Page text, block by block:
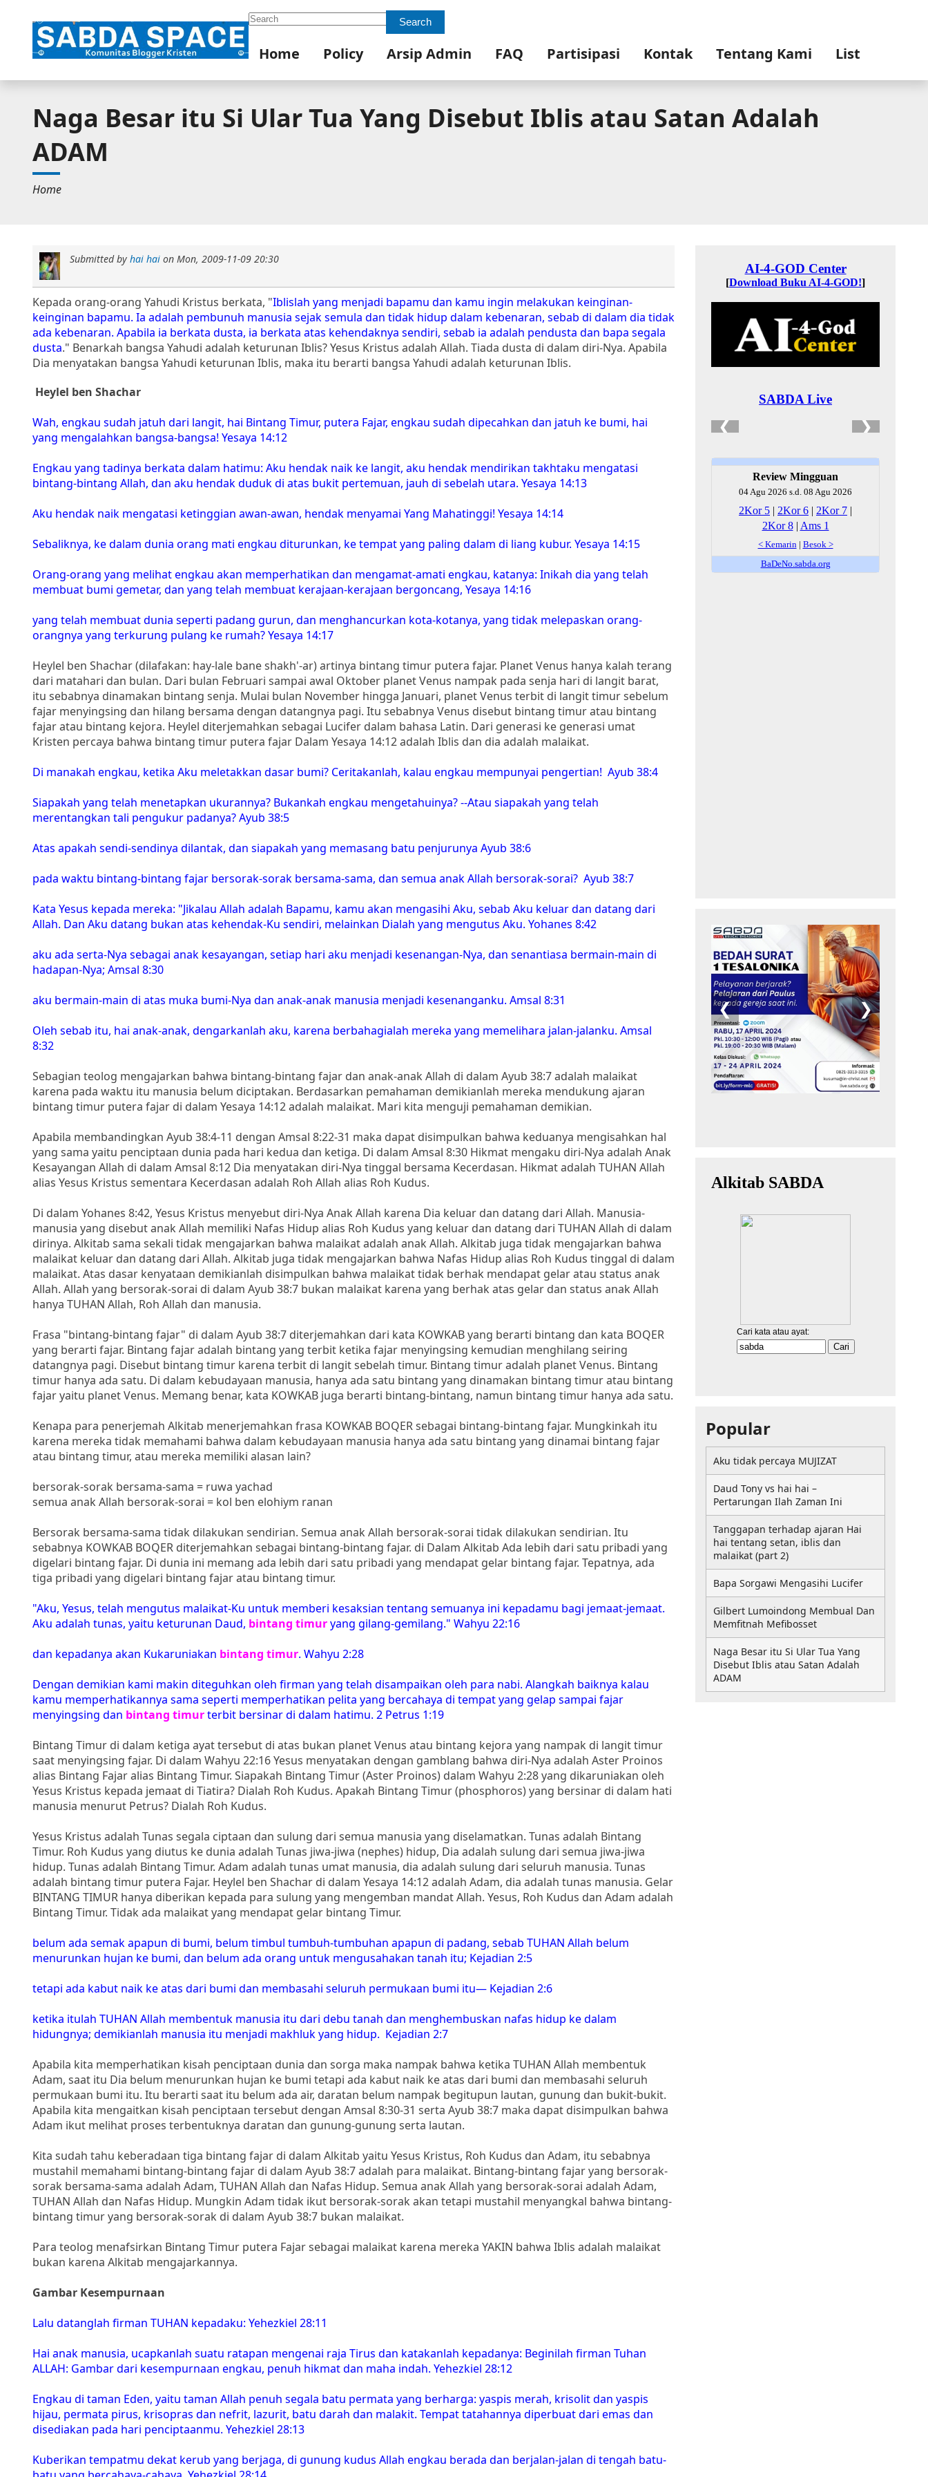
Search Search
Home Policy Arsip Admin FAQ Partisipasi Kontak Tentang Kami List
Naga Besar itu Si Ular Tua Yang Disebut Iblis atau Satan Adalah
ADAM
Home
Submitted by hai hai on Mon, 2009-11-09 20:30
Kepada orang-orang Yahudi Kristus berkata, "Iblislah yang menjadi bapamu dan kamu ingin melakukan keinginan-
keinginan bapamu. Ia adalah pembunuh manusia sejak semula dan tidak hidup dalam kebenaran, sebab di dalam dia tidak
ada kebenaran. Apabila ia berkata dusta, ia berkata atas kehendaknya sendiri, sebab ia adalah pendusta dan bapa segala
dusta." Benarkah bangsa Yahudi adalah keturunan Iblis? Yesus Kristus adalah Allah. Tiada dusta di dalam diri-Nya. Apabila
Dia menyatakan bangsa Yahudi keturunan Iblis, maka itu berarti bangsa Yahudi adalah keturunan Iblis.
Heylel ben Shachar
Wah, engkau sudah jatuh dari langit, hai Bintang Timur, putera Fajar, engkau sudah dipecahkan dan jatuh ke bumi, hai
yang mengalahkan bangsa-bangsa! Yesaya 14:12
Engkau yang tadinya berkata dalam hatimu: Aku hendak naik ke langit, aku hendak mendirikan takhtaku mengatasi
bintang-bintang Allah, dan aku hendak duduk di atas bukit pertemuan, jauh di sebelah utara. Yesaya 14:13
Aku hendak naik mengatasi ketinggian awan-awan, hendak menyamai Yang Mahatinggi! Yesaya 14:14
Sebaliknya, ke dalam dunia orang mati engkau diturunkan, ke tempat yang paling dalam di liang kubur. Yesaya 14:15
Orang-orang yang melihat engkau akan memperhatikan dan mengamat-amati engkau, katanya: Inikah dia yang telah
membuat bumi gemetar, dan yang telah membuat kerajaan-kerajaan bergoncang, Yesaya 14:16
yang telah membuat dunia seperti padang gurun, dan menghancurkan kota-kotanya, yang tidak melepaskan orang-
orangnya yang terkurung pulang ke rumah? Yesaya 14:17
Heylel ben Shachar (dilafakan: hay-lale bane shakh'-ar) artinya bintang timur putera fajar. Planet Venus hanya kalah terang
dari matahari dan bulan. Dari bulan Februari sampai awal Oktober planet Venus nampak pada senja hari di langit barat,
itu sebabnya dinamakan bintang senja. Mulai bulan November hingga Januari, planet Venus terbit di langit timur sebelum
fajar menyingsing dan hilang bersama dengan datangnya pagi. Itu sebabnya Venus disebut bintang timur atau bintang
fajar atau bintang kejora. Heylel diterjemahkan sebagai Lucifer dalam bahasa Latin. Dari generasi ke generasi umat
Kristen percaya bahwa bintang timur putera fajar Dalam Yesaya 14:12 adalah Iblis dan dia adalah malaikat.
Di manakah engkau, ketika Aku meletakkan dasar bumi? Ceritakanlah, kalau engkau mempunyai pengertian! Ayub 38:4
Siapakah yang telah menetapkan ukurannya? Bukankah engkau mengetahuinya? --Atau siapakah yang telah
merentangkan tali pengukur padanya? Ayub 38:5
Atas apakah sendi-sendinya dilantak, dan siapakah yang memasang batu penjurunya Ayub 38:6
pada waktu bintang-bintang fajar bersorak-sorak bersama-sama, dan semua anak Allah bersorak-sorai? Ayub 38:7
Kata Yesus kepada mereka: "Jikalau Allah adalah Bapamu, kamu akan mengasihi Aku, sebab Aku keluar dan datang dari
Allah. Dan Aku datang bukan atas kehendak-Ku sendiri, melainkan Dialah yang mengutus Aku. Yohanes 8:42
aku ada serta-Nya sebagai anak kesayangan, setiap hari aku menjadi kesenangan-Nya, dan senantiasa bermain-main di
hadapan-Nya; Amsal 8:30
aku bermain-main di atas muka bumi-Nya dan anak-anak manusia menjadi kesenanganku. Amsal 8:31
Oleh sebab itu, hai anak-anak, dengarkanlah aku, karena berbahagialah mereka yang memelihara jalan-jalanku. Amsal
8:32
Sebagian teolog mengajarkan bahwa bintang-bintang fajar dan anak-anak Allah di dalam Ayub 38:7 adalah malaikat
karena pada waktu itu manusia belum diciptakan. Berdasarkan pemahaman demikianlah mereka mendukung ajaran
bintang timur putera fajar di dalam Yesaya 14:12 adalah malaikat. Mari kita menguji pemahaman demikian.
Apabila membandingkan Ayub 38:4-11 dengan Amsal 8:22-31 maka dapat disimpulkan bahwa keduanya mengisahkan hal
yang sama yaitu penciptaan dunia pada hari kedua dan ketiga. Di dalam Amsal 8:30 Hikmat mengaku diri-Nya adalah Anak
Kesayangan Allah di dalam Amsal 8:12 Dia menyatakan diri-Nya tinggal bersama Kecerdasan. Hikmat adalah TUHAN Allah
alias Yesus Kristus sementara Kecerdasan adalah Roh Allah alias Roh Kudus.
Di dalam Yohanes 8:42, Yesus Kristus menyebut diri-Nya Anak Allah karena Dia keluar dan datang dari Allah. Manusia-
manusia yang disebut anak Allah memiliki Nafas Hidup alias Roh Kudus yang keluar dan datang dari TUHAN Allah di dalam
dirinya. Alkitab sama sekali tidak mengajarkan bahwa malaikat adalah anak Allah. Alkitab juga tidak mengajarkan bahwa
malaikat keluar dan datang dari Allah. Alkitab juga tidak mengajarkan bahwa Nafas Hidup alias Roh Kudus tinggal di dalam
malaikat. Atas dasar kenyataan demikianlah disimpulkan bahwa malaikat tidak berhak mendapat gelar atau status anak
Allah. Allah yang bersorak-sorai di dalam Ayub 38:7 bukan malaikat karena yang berhak atas gelar dan status anak Allah
hanya TUHAN Allah, Roh Allah dan manusia.
Frasa "bintang-bintang fajar" di dalam Ayub 38:7 diterjemahkan dari kata KOWKAB yang berarti bintang dan kata BOQER
yang berarti fajar. Bintang fajar adalah bintang yang terbit ketika fajar menyingsing kemudian menghilang seiring
datangnya pagi. Disebut bintang timur karena terbit di langit sebelah timur. Bintang timur adalah planet Venus. Bintang
timur hanya ada satu. Di dalam kebudayaan manusia, hanya ada satu bintang yang dinamakan bintang timur atau bintang
fajar yaitu planet Venus. Memang benar, kata KOWKAB juga berarti bintang-bintang, namun bintang timur hanya ada satu.
Kenapa para penerjemah Alkitab menerjemahkan frasa KOWKAB BOQER sebagai bintang-bintang fajar. Mungkinkah itu
karena mereka tidak memahami bahwa dalam kebudayaan manusia hanya ada satu bintang yang dinamai bintang fajar
atau bintang timur, atau mereka memiliki alasan lain?
bersorak-sorak bersama-sama = ruwa yachad
semua anak Allah bersorak-sorai = kol ben elohiym ranan
Bersorak bersama-sama tidak dilakukan sendirian. Semua anak Allah bersorak-sorai tidak dilakukan sendirian. Itu
sebabnya KOWKAB BOQER diterjemahkan sebagai bintang-bintang fajar. di Dalam Alkitab Ada lebih dari satu pribadi yang
digelari bintang fajar. Di dunia ini memang ada lebih dari satu pribadi yang mendapat gelar bintang fajar. Tepatnya, ada
tiga pribadi yang digelari bintang fajar atau bintang timur.
"Aku, Yesus, telah mengutus malaikat-Ku untuk memberi kesaksian tentang semuanya ini kepadamu bagi jemaat-jemaat.
Aku adalah tunas, yaitu keturunan Daud, bintang timuryang gilang-gemilang." Wahyu 22:16
dan kepadanya akan Kukaruniakan bintang timur. Wahyu 2:28
Dengan demikian kami makin diteguhkan oleh firman yang telah disampaikan oleh para nabi. Alangkah baiknya kalau
kamu memperhatikannya sama seperti memperhatikan pelita yang bercahaya di tempat yang gelap sampai fajar
menyingsing dan bintang timurterbit bersinar di dalam hatimu. 2 Petrus 1:19
Bintang Timur di dalam ketiga ayat tersebut di atas bukan planet Venus atau bintang kejora yang nampak di langit timur
saat menyingsing fajar. Di dalam Wahyu 22:16 Yesus menyatakan dengan gamblang bahwa diri-Nya adalah Aster Proinos
alias Bintang Fajar alias Bintang Timur. Siapakah Bintang Timur (Aster Proinos) dalam Wahyu 2:28 yang dikaruniakan oleh
Yesus Kristus kepada jemaat di Tiatira? Dialah Roh Kudus. Apakah Bintang Timur (phosphoros) yang bersinar di dalam hati
manusia menurut Petrus? Dialah Roh Kudus.
Yesus Kristus adalah Tunas segala ciptaan dan sulung dari semua manusia yang diselamatkan. Tunas adalah Bintang
Timur. Roh Kudus yang diutus ke dunia adalah Tunas jiwa-jiwa (nephes) hidup, Dia adalah sulung dari semua jiwa-jiwa
hidup. Tunas adalah Bintang Timur. Adam adalah tunas umat manusia, dia adalah sulung dari seluruh manusia. Tunas
adalah bintang timur putera Fajar. Heylel ben Shachar di dalam Yesaya 14:12 adalah Adam, dia adalah tunas manusia. Gelar
BINTANG TIMUR hanya diberikan kepada para sulung yang mengemban mandat Allah. Yesus, Roh Kudus dan Adam adalah
Bintang Timur. Tidak ada malaikat yang mendapat gelar bintang Timur.
belum ada semak apapun di bumi, belum timbul tumbuh-tumbuhan apapun di padang, sebab TUHAN Allah belum
menurunkan hujan ke bumi, dan belum ada orang untuk mengusahakan tanah itu; Kejadian 2:5
tetapi ada kabut naik ke atas dari bumi dan membasahi seluruh permukaan bumi itu— Kejadian 2:6
ketika itulah TUHAN Allah membentuk manusia itu dari debu tanah dan menghembuskan nafas hidup ke dalam
hidungnya; demikianlah manusia itu menjadi makhluk yang hidup. Kejadian 2:7
Apabila kita memperhatikan kisah penciptaan dunia dan sorga maka nampak bahwa ketika TUHAN Allah membentuk
Adam, saat itu Dia belum menurunkan hujan ke bumi tetapi ada kabut naik ke atas dari bumi dan membasahi seluruh
permukaan bumi itu. Itu berarti saat itu belum ada air, daratan belum nampak begitupun lautan, gunung dan bukit-bukit.
Apabila kita mengaitkan kisah penciptaan tersebut dengan Amsal 8:30-31 serta Ayub 38:7 maka dapat disimpulkan bahwa
Adam ikut melihat proses terbentuknya daratan dan gunung-gunung serta lautan.
Kita sudah tahu keberadaan tiga bintang fajar di dalam Alkitab yaitu Yesus Kristus, Roh Kudus dan Adam, itu sebabnya
mustahil memahami bintang-bintang fajar di dalam Ayub 38:7 adalah para malaikat. Bintang-bintang fajar yang bersorak-
sorak bersama-sama adalah Adam, TUHAN Allah dan Nafas Hidup. Semua anak Allah yang bersorak-sorai adalah Adam,
TUHAN Allah dan Nafas Hidup. Mungkin Adam tidak ikut bersorak-sorak akan tetapi mustahil menyangkal bahwa bintang-
bintang timur yang bersorak-sorak di dalam Ayub 38:7 bukan malaikat.
Para teolog menafsirkan Bintang Timur putera Fajar sebagai malaikat karena mereka YAKIN bahwa Iblis adalah malaikat
bukan karena Alkitab mengajarkannya.
Gambar Kesempurnaan
Lalu datanglah firman TUHAN kepadaku: Yehezkiel 28:11
Hai anak manusia, ucapkanlah suatu ratapan mengenai raja Tirus dan katakanlah kepadanya: Beginilah firman Tuhan
ALLAH: Gambar dari kesempurnaan engkau, penuh hikmat dan maha indah. Yehezkiel 28:12
Engkau di taman Eden, yaitu taman Allah penuh segala batu permata yang berharga: yaspis merah, krisolit dan yaspis
hijau, permata pirus, krisopras dan nefrit, lazurit, batu darah dan malakit. Tempat tatahannya diperbuat dari emas dan
disediakan pada hari penciptaanmu. Yehezkiel 28:13
Kuberikan tempatmu dekat kerub yang berjaga, di gunung kudus Allah engkau berada dan berjalan-jalan di tengah batu-
Popular
Aku tidak percaya MUJIZAT
Daud Tony vs hai hai –
Pertarungan Ilah Zaman Ini
Tanggapan terhadap ajaran Hai
hai tentang setan, iblis dan
malaikat (part 2)
Bapa Sorgawi Mengasihi Lucifer
Gilbert Lumoindong Membual Dan
Memfitnah Mefibosset
Naga Besar itu Si Ular Tua Yang
Disebut Iblis atau Satan Adalah
ADAM